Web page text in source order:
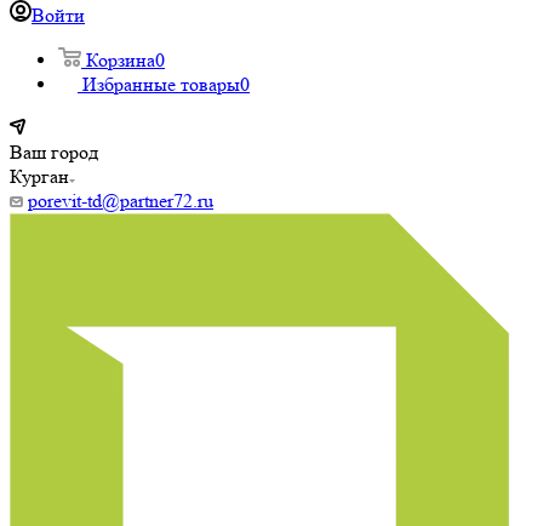
Войти
Корзина0
Избранные товары0
Ваш город
Курган
porevit-td@partner72.ru